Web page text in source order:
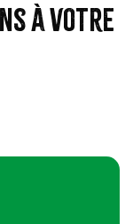
à votre